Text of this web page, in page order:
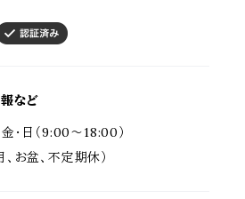
など
金・日（9:00～18:00）
お盆、不定期休）